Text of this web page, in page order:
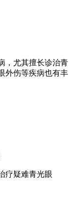
，尤其擅长诊治青
外伤等疾病也有丰
疗疑难青光眼